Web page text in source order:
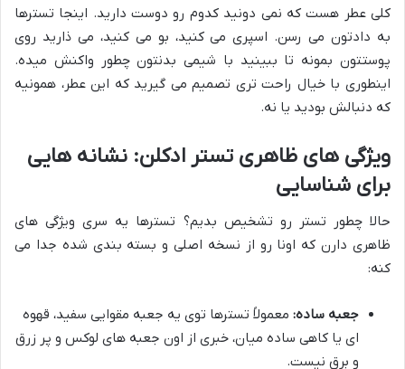
کلی عطر هست که نمی دونید کدوم رو دوست دارید. اینجا تسترها
به دادتون می رسن. اسپری می کنید، بو می کنید، می ذارید روی
پوستتون بمونه تا ببینید با شیمی بدنتون چطور واکنش میده.
اینطوری با خیال راحت تری تصمیم می گیرید که این عطر، همونیه
که دنبالش بودید یا نه.
ویژگی های ظاهری تستر ادکلن: نشانه هایی
برای شناسایی
حالا چطور تستر رو تشخیص بدیم؟ تسترها یه سری ویژگی های
ظاهری دارن که اونا رو از نسخه اصلی و بسته بندی شده جدا می
کنه:
جعبه ساده: معمولاً تسترها توی یه جعبه مقوایی سفید، قهوه
ای یا کاهی ساده میان، خبری از اون جعبه های لوکس و پر زرق
و برق نیست.